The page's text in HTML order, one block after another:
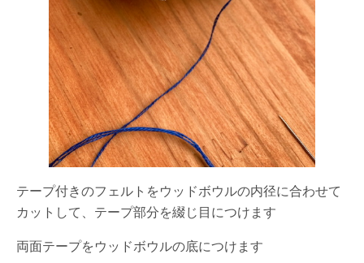
テープ付きのフェルトをウッドボウルの内径に合わせて
カットして、テープ部分を綴じ目につけます
両面テープをウッドボウルの底につけます